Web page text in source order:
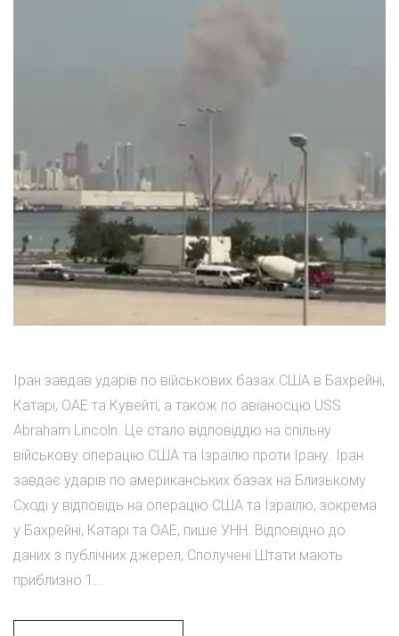
Іран завдав ударів по військових базах США в Бахрейні,
Катарі, ОАЕ та Кувейті, а також по авіаносцю USS
Abraham Lincoln. Це стало відповіддю на спільну
військову операцію США та Ізраїлю проти Ірану. Іран
завдає ударів по американських базах на Близькому
Сході у відповідь на операцію США та Ізраїлю, зокрема
у Бахрейні, Катарі та ОАЕ, пише УНН. Відповідно до
даних з публічних джерел, Сполучені Штати мають
приблизно 1...